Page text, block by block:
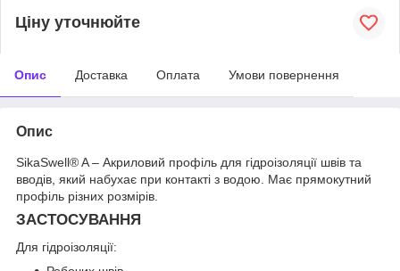
Ціну уточнюйте
Опис Доставка Оплата Умови повернення
Опис
SikaSwell® A – Акриловий профіль для гідроізоляції швів та
вводів, який набухає при контакті з водою. Має прямокутний
профіль різних розмірів.
ЗАСТОСУВАННЯ
Для гідроізоляції: